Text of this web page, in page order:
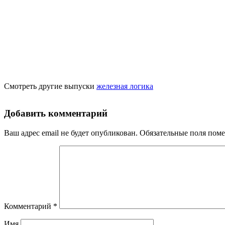
Смотреть другие выпуски железная логика
Добавить комментарий
Ваш адрес email не будет опубликован. Обязательные поля
Комментарий *